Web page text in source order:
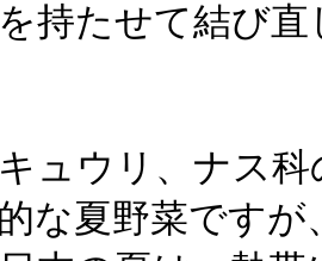
持たせて結び
ュウリ、ナス科
な夏野菜です